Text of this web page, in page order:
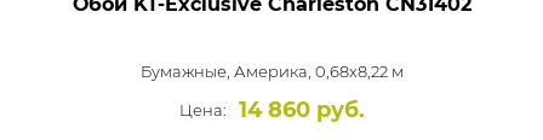
Бумажные, Америка, 0,68x8,22 м
Цена:
14 860 руб.